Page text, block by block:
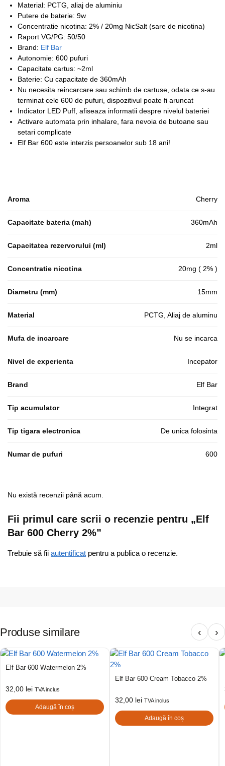
Material: PCTG, aliaj de aluminiu
Putere de baterie: 9w
Concentratie nicotina: 2% / 20mg NicSalt (sare de nicotina)
Raport VG/PG: 50/50
Brand: Elf Bar
Autonomie: 600 pufuri
Capacitate cartus: ~2ml
Baterie: Cu capacitate de 360mAh
Nu necesita reincarcare sau schimb de cartuse, odata ce s-au
terminat cele 600 de pufuri, dispozitivul poate fi aruncat
Indicator LED Puff, afiseaza informatii despre nivelul bateriei
Activare automata prin inhalare, fara nevoia de butoane sau
setari complicate
Elf Bar 600 este interzis persoanelor sub 18 ani!
Aroma Cherry
Capacitate bateria (mah) 360mAh
Capacitatea rezervorului (ml) 2ml
Concentratie nicotina 20mg ( 2% )
Diametru (mm) 15mm
Material PCTG, Aliaj de aluminu
Mufa de incarcare Nu se incarca
Nivel de experienta Incepator
Brand Elf Bar
Tip acumulator Integrat
Tip tigara electronica De unica folosinta
Numar de pufuri 600
Nu există recenzii până acum.
Fii primul care scrii o recenzie pentru „Elf
Bar 600 Cherry 2%”
Trebuie să fii autentificat pentru a publica o recenzie.
Produse similare ‹ ›
Elf Bar 600 Watermelon 2%
32,00 lei TVA inclus
Adaugă în coș
Elf Bar 600 Cream Tobacco 2%
32,00 lei TVA inclus
Adaugă în coș